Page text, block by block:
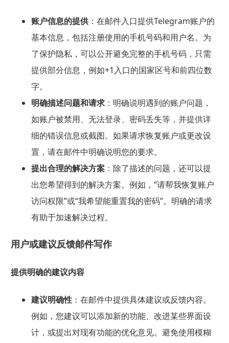
账户信息的提供：在邮件入口提供Telegram账户的
基本信息，包括注册使用的手机号码和用户名。为
了保护隐私，可以公开避免完整的手机号码，只需
提供部分信息，例如+1入口的国家区号和前四位数
字。
明确描述问题和请求：明确说明遇到的账户问题，
如账户被禁用、无法登录、密码丢失等，并提供详
细的错误信息或截图。如果请求恢复账户或更改设
置，请在邮件中明确说明您的要求。
提出合理的解决方案：除了描述的问题，还可以提
出您希望得到的解决方案。例如，“请帮我恢复账户
访问权限”或“我希望能重置我的密码”。明确的请求
有助于加速解决过程。
用户或建议反馈邮件写作
提供明确的建议内容
建议明确性：在邮件中提供具体建议或反馈内容。
例如，您建议可以添加新的功能、改进某些界面设
计，或提出对现有功能的优化意见。避免使用模糊